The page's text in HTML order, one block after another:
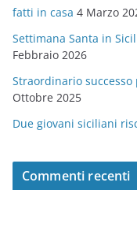
e
fatti in casa 4 Marzo
Settimana Santa in
Febbraio 2026
Straordinario
Ottobre 2025
Due giovani siciliani
Commenti recenti